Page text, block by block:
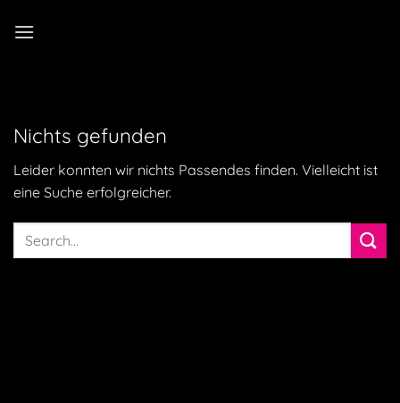
Inhalt
Nichts gefunden
Leider konnten wir nichts Passendes finden. Vielleicht ist
eine Suche erfolgreicher.